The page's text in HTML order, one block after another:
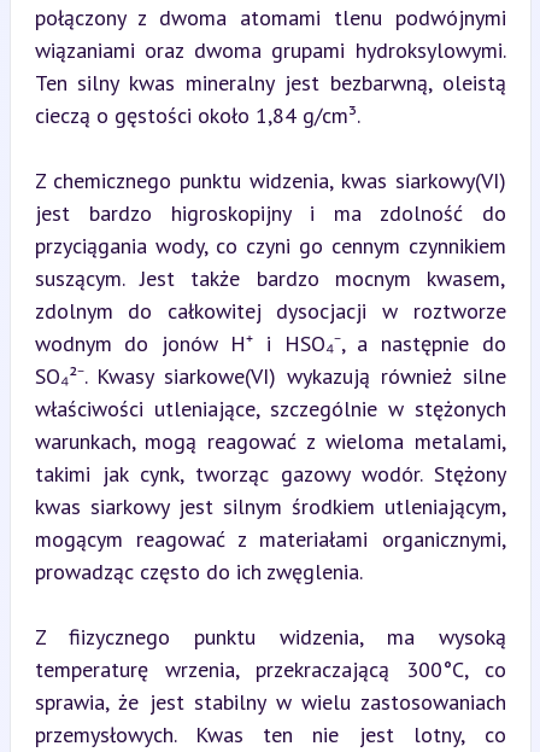
połączony z dwoma atomami tlenu podwójnymi
wiązaniami oraz dwoma grupami hydroksylowymi.
Ten silny kwas mineralny jest bezbarwną, oleistą
cieczą o gęstości około 1,84 g/cm³.
Z chemicznego punktu widzenia, kwas siarkowy(VI)
jest bardzo higroskopijny i ma zdolność do
przyciągania wody, co czyni go cennym czynnikiem
suszącym. Jest także bardzo mocnym kwasem,
zdolnym do całkowitej dysocjacji w roztworze
wodnym do jonów H⁺ i HSO₄⁻, a następnie do
SO₄²⁻. Kwasy siarkowe(VI) wykazują również silne
właściwości utleniające, szczególnie w stężonych
warunkach, mogą reagować z wieloma metalami,
takimi jak cynk, tworząc gazowy wodór. Stężony
kwas siarkowy jest silnym środkiem utleniającym,
mogącym reagować z materiałami organicznymi,
prowadząc często do ich zwęglenia.
Z fiizycznego punktu widzenia, ma wysoką
temperaturę wrzenia, przekraczającą 300°C, co
sprawia, że ​​jest stabilny w wielu zastosowaniach
przemysłowych. Kwas ten nie jest lotny, co